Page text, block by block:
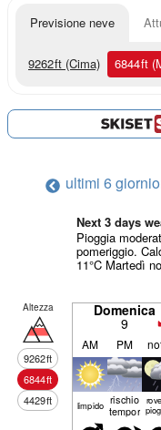
Previsione neve
9262ft (Cima) 6844ft
ultimi 6 giorni
Next 3 days
Pioggia
pomeriggio.
11°C Martedì
Altezza
9262ft
6844ft
4429ft
Domenica
9
AM PM
limp­ido rischio
temporale